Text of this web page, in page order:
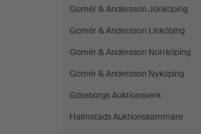
Gomér & Andersson Jönköping
Gomér & Andersson Linköping
Gomér & Andersson Norrköping
Gomér & Andersson Nyköping
Göteborgs Auktionsverk
Halmstads Auktionskammare